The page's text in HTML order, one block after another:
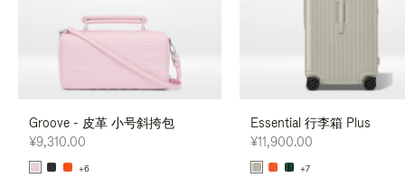
Groove - 皮革 小号斜挎包
¥9,310.00
+6
Essential 行李箱 Plus
¥11,900.00
+7